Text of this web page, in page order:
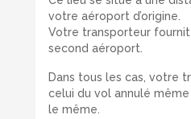
votre aéroport d’origine.
Votre transporteur
second aéroport.
Dans tous les cas, votre
celui du vol annulé
le même.